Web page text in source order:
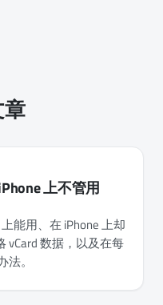
上不管用
能用、在 iPhone 上却
vCard 数据，以及在每
。